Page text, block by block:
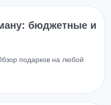
бюджетные и
подарков на любой